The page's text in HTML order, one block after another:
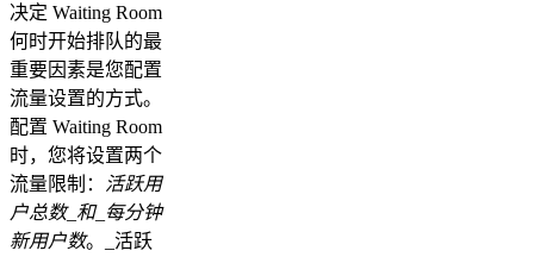
决定 Waiting Room
何时开始排队的最
重要因素是您配置
流量设置的方式。
配置 Waiting Room
时，您将设置两个
流量限制：
活跃用
户总数_和_每分钟
新用户数。_活跃